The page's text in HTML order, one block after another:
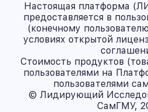
Настоящая платформа
предоставляется в
(конечному
условиях открытой
Стоимость продуктов
пользователями на
пользователями
© Лидирующий
СамГМУ,